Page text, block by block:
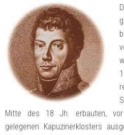
Mitte des 18 Jh. erbauten,
gelegenen Kapuzinerklosters